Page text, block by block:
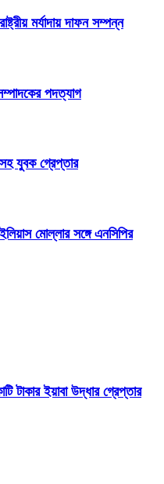
মর্যাদায় দাফন সম্পন্ন
পদত্যাগ
যুবক গ্রেপ্তার
মোল্লার সঙ্গে এনসিপির
টাকার ইয়াবা উদ্ধার গ্রেপ্তার